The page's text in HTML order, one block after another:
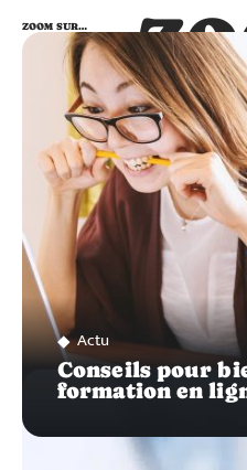
ZOOM SUR…
Actu
Conseils pour
formation en